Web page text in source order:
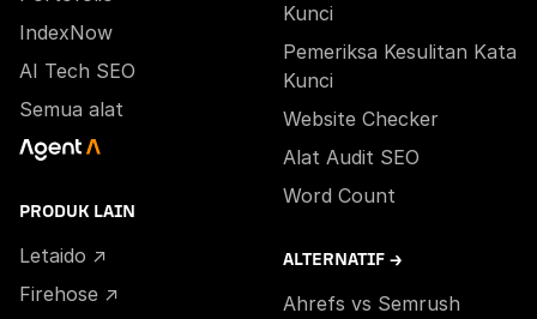
IndexNow
AI Tech SEO
Semua alat
PRODUK LAIN
Letaido ↗
Firehose ↗
Kunci
Pemeriksa Kesulitan Kata
Kunci
Website Checker
Alat Audit SEO
Word Count
ALTERNATIF →
Ahrefs vs Semrush